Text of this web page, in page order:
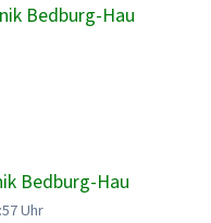
Bedburg-Hau
Bedburg-Hau
Uhr